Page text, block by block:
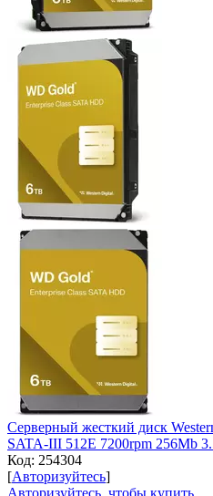
Серверный жесткий диск
SATA-III 512E 7200rpm 256Mb
Код: 254304
[Авторизуйтесь]
Авторизуйтесь, чтобы купить